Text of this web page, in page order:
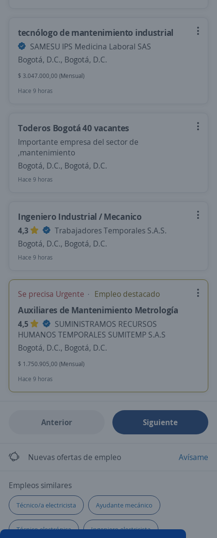
tecnólogo de mantenimiento industrial
SAMESU IPS Medicina Laboral SAS
Bogotá, D.C., Bogotá, D.C.
$ 3.047.000,00 (Mensual)
Hace 9 horas
Toderos Bogotá 40 vacantes
Importante empresa del sector de
,mantenimiento
Bogotá, D.C., Bogotá, D.C.
Hace 9 horas
Ingeniero Industrial / Mecanico
4,3
Trabajadores Temporales S.A.S.
Bogotá, D.C., Bogotá, D.C.
Hace 9 horas
Se precisa Urgente Empleo destacado
Auxiliares de Mantenimiento Metrología
4,5
SUMINISTRAMOS RECURSOS
HUMANOS TEMPORALES SUMITEMP S.A.S
Bogotá, D.C., Bogotá, D.C.
$ 1.750.905,00 (Mensual)
Hace 9 horas
Anterior Siguiente
Nuevas ofertas de empleo Avísame
Empleos similares
Técnico/a electricista Ayudante mecánico
Técnico electrónica Ingeniero electricista